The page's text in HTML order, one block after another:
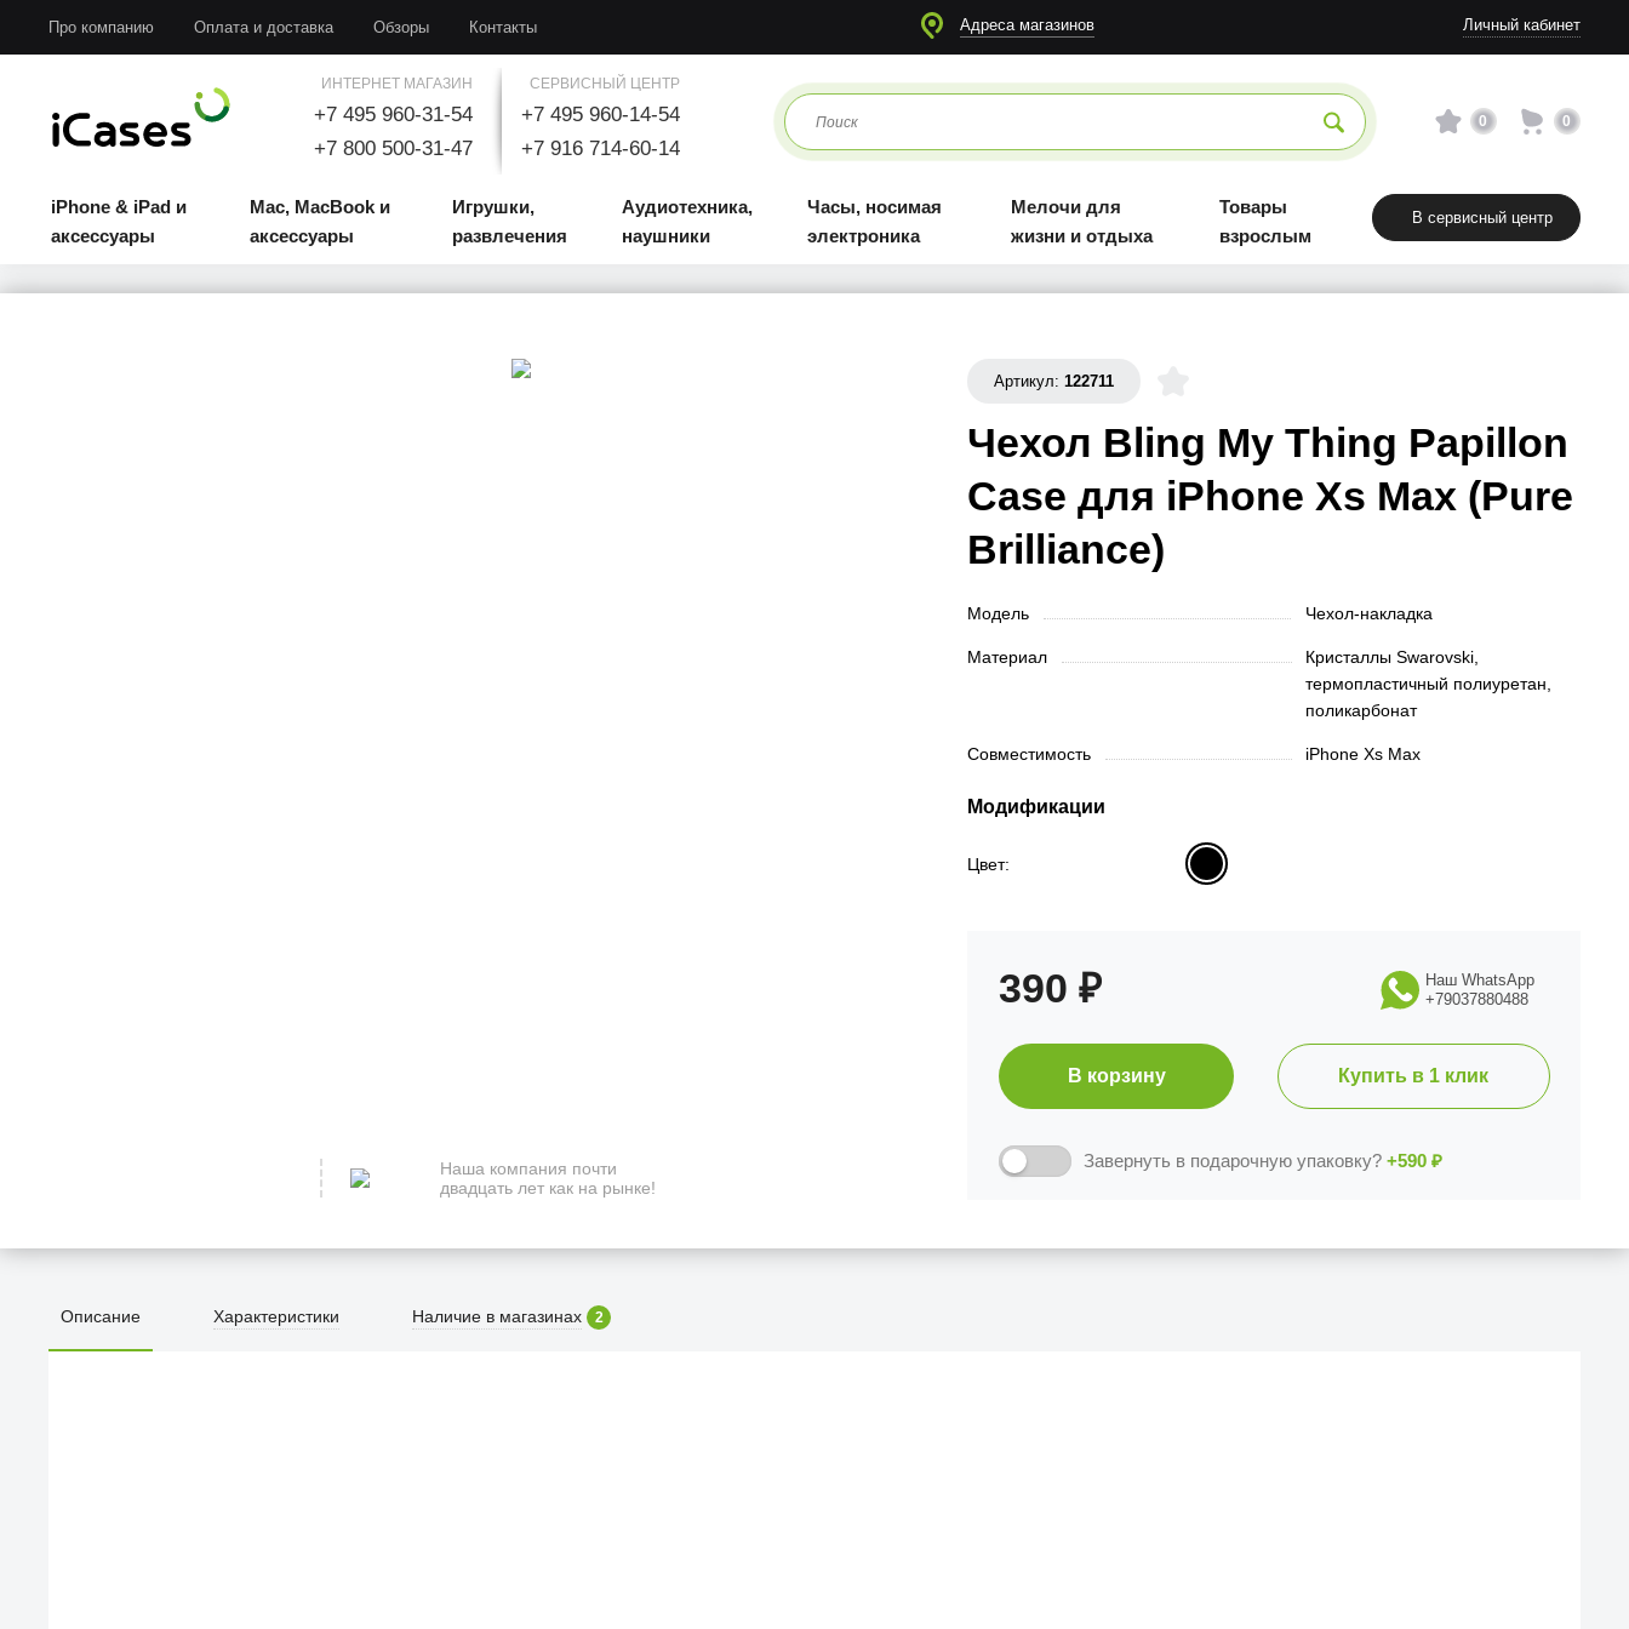
Про компанию Оплата и доставка Обзоры Контакты Адреса магазинов Личный кабинет
ИНТЕРНЕТ МАГАЗИН
+7 495 960-31-54
+7 800 500-31-47
СЕРВИСНЫЙ ЦЕНТР
+7 495 960-14-54
+7 916 714-60-14
0 0
iPhone & iPad и
аксессуары
Mac, MacBook и
аксессуары
Игрушки,
развлечения
Аудиотехника,
наушники
Часы, носимая
электроника
Мелочи для
жизни и отдыха
Товары
взрослым
В сервисный центр
Артикул:122711
Чехол Bling My Thing Papillon
Case для iPhone Xs Max (Pure
Brilliance)
Модель Чехол-накладка
Материал
Кристаллы Swarovski,
термопластичный полиуретан,
поликарбонат
Совместимость iPhone Xs Max
Модификации
Цвет:
390 ₽
Наш WhatsApp
+79037880488
В корзину Купить в 1 клик
Завернуть в подарочную упаковку? +590 ₽
Наша компания почти
двадцать лет как на рынке!
Описание Характеристики Наличие в магазинах 2